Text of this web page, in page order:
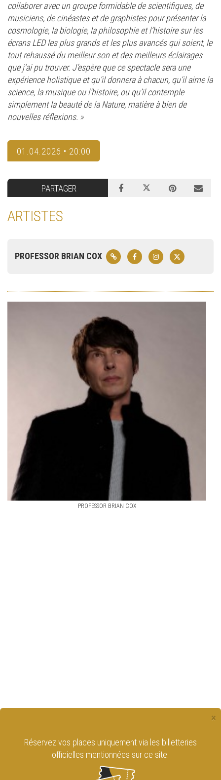
collaborer avec un groupe formidable de scientifiques, de
musiciens, de cinéastes et de graphistes pour présenter la
cosmologie, la biologie, la philosophie et l’histoire sur les
écrans LED les plus grands et les plus avancés qui soient, le
tout rehaussé du meilleur son et des meilleurs éclairages
que j’ai pu trouver. J’espère que ce spectacle sera une
expérience holistique et qu’il donnera à chacun, qu’il aime la
science, la musique ou l’histoire, ou qu’il contemple
simplement la beauté de la Nature, matière à bien de
nouvelles réflexions. »
01.04.2026 • 20:00
PARTAGER
ARTISTES
PROFESSOR BRIAN COX
PROFESSOR BRIAN COX
×
Réservez vos places uniquement via les billetteries
officielles mentionnées sur ce site.